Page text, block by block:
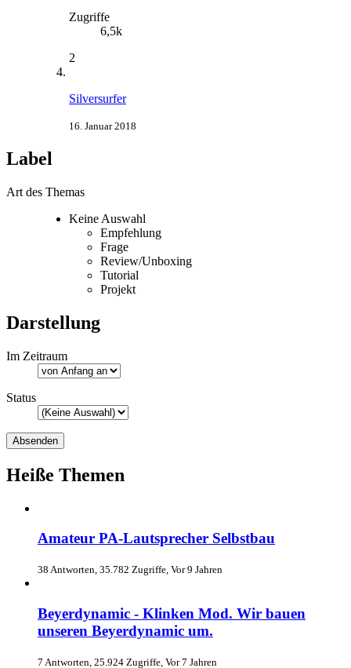
Zugriffe
6,5k
2
Silversurfer
16. Januar 2018
Label
Art des Themas
Keine Auswahl
Empfehlung
Frage
Review/Unboxing
Tutorial
Projekt
Darstellung
Im Zeitraum
Status
Heiße Themen
Amateur PA-Lautsprecher Selbstbau
38 Antworten, 35.782 Zugriffe, Vor 9 Jahren
Beyerdynamic - Klinken Mod. Wir bauen
unseren Beyerdynamic um.
7 Antworten, 25.924 Zugriffe, Vor 7 Jahren